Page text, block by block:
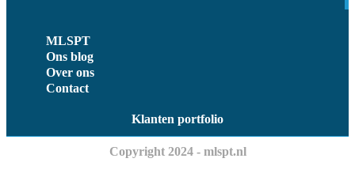
MLSPT
Ons blog
Over ons
Contact
Klanten portfolio
Copyright 2024 - mlspt.nl